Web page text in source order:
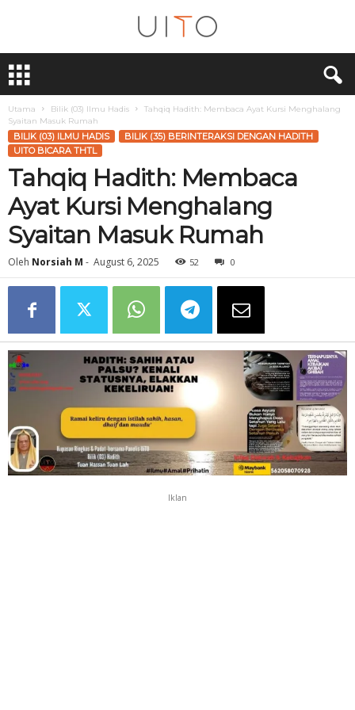
T
Utama Bilik (03) Ilmu Hadis
Tahqiq Hadith: Membaca Ayat Kursi Menghalang
Syaitan Masuk Rumah
BILIK (03) ILMU HADIS
BILIK (35) BERINTERAKSI DENGAN HADITH
UITO BICARA THTL
Tahqiq Hadith: Membaca
Ayat Kursi Menghalang
Syaitan Masuk Rumah
Oleh Norsiah M - August 6, 2025 52 0
Iklan